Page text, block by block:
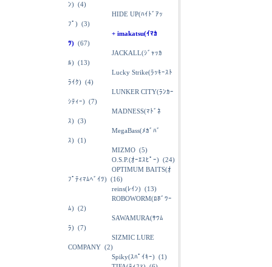
ﾝ) (4)
HIDE UP(ﾊｲﾄﾞｱｯ
ﾌﾟ) (3)
+ imakatsu(ｲﾏｶ
ﾂ) (67)
JACKALL(ｼﾞｬｯｶ
ﾙ) (13)
Lucky Strike(ﾗｯｷｰｽﾄ
ﾗｲｸ) (4)
LUNKER CITY(ﾗﾝｶｰ
ｼﾃｨｰ) (7)
MADNESS(ﾏﾄﾞﾈ
ｽ) (3)
MegaBass(ﾒｶﾞﾊﾞ
ｽ) (1)
MIZMO (5)
O.S.P.(ｵｰｴｽﾋﾟｰ) (24)
OPTIMUM BAITS(ｵ
ﾌﾟﾃｨﾏﾑﾍﾞｲﾂ) (16)
reins(ﾚｲﾝ) (13)
ROBOWORM(ﾛﾎﾞﾜｰ
ﾑ) (2)
SAWAMURA(ｻﾜﾑ
ﾗ) (7)
SIZMIC LURE
COMPANY (2)
Spiky(ｽﾊﾟｲｷｰ) (1)